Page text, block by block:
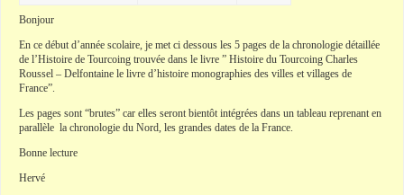
Bonjour
En ce début d’année scolaire, je met ci dessous les 5 pages de la chronologie détaillée
de l’Histoire de Tourcoing trouvée dans le livre ” Histoire du Tourcoing Charles
Roussel – Delfontaine le livre d’histoire monographies des villes et villages de
France”.
Les pages sont “brutes” car elles seront bientôt intégrées dans un tableau reprenant en
parallèle la chronologie du Nord, les grandes dates de la France.
Bonne lecture
Hervé